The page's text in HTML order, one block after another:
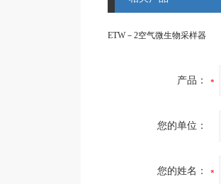
ETW－2空气微生物采样器
产品：
您的单位：
您的姓名：